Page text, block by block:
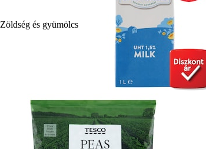
Zöldség és gyümölcs